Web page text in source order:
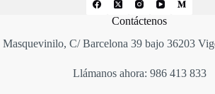
Contáctenos
Masquevinilo, C/ Barcelona 39 bajo 36203
Llámanos ahora: 986 413 833